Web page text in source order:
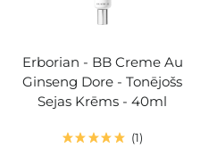
Erborian - BB Creme Au
Ginseng Dore - Tonējošs
Sejas Krēms - 40ml
1